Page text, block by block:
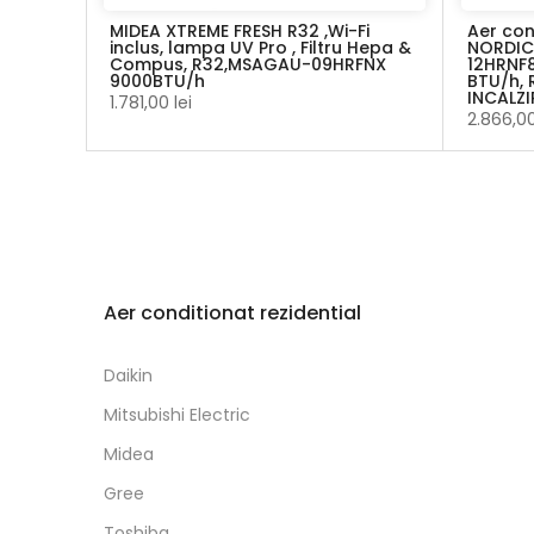
MIDEA XTREME FRESH R32 ,Wi-Fi
inclus, lampa UV Pro , Filtru Hepa &
Compus, R32,MSAGAU-09HRFNX
9000BTU/h
1.781,00 lei
Aer
BTU/h,
Aer conditionat rezidential
Daikin
Mitsubishi Electric
Midea
Gree